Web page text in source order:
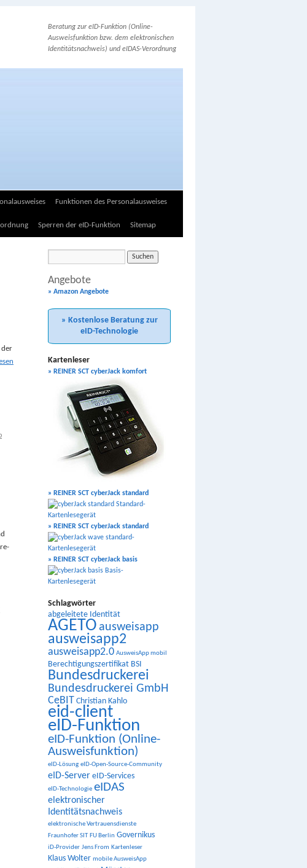
Beratung zur eID-Funktion (Online-
Ausweisfunktion bzw. dem elektronischen
Identitätsnachweis) und eIDAS-Verordnung
Funktionen des Personalausweises
Sperren der eID-Funktion Sitemap
der
Angebote
» Amazon Angebote
» Kostenlose Beratung zur
eID-Technologie
Kartenleser
» REINER SCT cyberJack komfort
» REINER SCT cyberJack standard
» REINER SCT cyberJack standard
» REINER SCT cyberJack basis
Schlagwörter
abgeleitete Identität
AGETO ausweisapp
ausweisapp2
ausweisapp2.0 AusweisApp mobil
Berechtigungszertifikat BSI
Bundesdruckerei
Bundesdruckerei GmbH
CeBIT Christian Kahlo
eid-client
eID-Funktion
eID-Funktion (Online-
Ausweisfunktion)
eID-Lösung eID-Open-Source-Community
eID-Server eID-Services
eID-Technologie eIDAS
elektronischer
Identitätsnachweis
elektronische Vertrauensdienste
Fraunhofer SIT FU Berlin Governikus
iD-Provider Jens From Kartenleser
Klaus Wolter mobile AusweisApp